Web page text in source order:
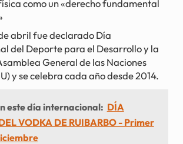
como un «derecho fundamental
abril fue declarado Día
del Deporte para el Desarrollo y la
General de las Naciones
y se celebra cada año desde 2014.
este día internacional: DÍA
VODKA DE RUIBARBO - Primer